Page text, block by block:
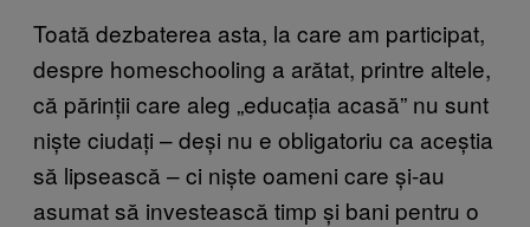
Toată dezbaterea asta, la care am participat,
despre homeschooling a arătat, printre altele,
că părinții care aleg „educația acasă” nu sunt
niște ciudați – deși nu e obligatoriu ca aceștia
să lipsească – ci niște oameni care și-au
asumat să investească timp și bani pentru o